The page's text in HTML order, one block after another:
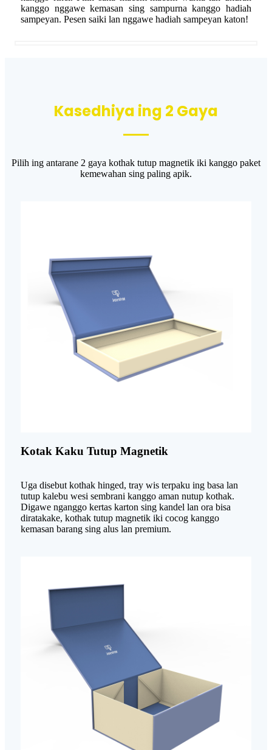
kanggo nggawe kemasan sing sampurna kanggo hadiah
sampeyan. Pesen saiki lan nggawe hadiah sampeyan katon!
Kasedhiya ing 2 Gaya
Pilih ing antarane 2 gaya kothak tutup magnetik iki kanggo paket
kemewahan sing paling apik.
Kotak Kaku Tutup Magnetik
Uga disebut kothak hinged, tray wis terpaku ing basa lan
tutup kalebu wesi sembrani kanggo aman nutup kothak.
Digawe nganggo kertas karton sing kandel lan ora bisa
diratakake, kothak tutup magnetik iki cocog kanggo
kemasan barang sing alus lan premium.